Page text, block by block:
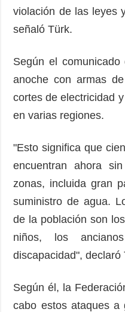
violación de las leyes
señaló Türk.
Según el
anoche con armas
cortes de electricidad
en varias regiones.
"Esto significa que
encuentran ahora
zonas, incluida gran
suministro de agua.
de la población son
niños, los
discapacidad", declaró
Según él, la
cabo estos ataques